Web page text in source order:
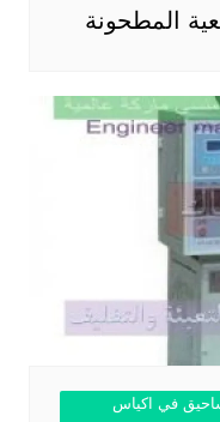
المطحونة
في اكياس